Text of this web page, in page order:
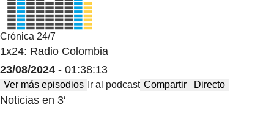
Crónica 24/7
1x24: Radio Colombia
23/08/2024 - 01:38:13
Ver más episodios Ir al podcast Compartir Directo
Noticias en 3′